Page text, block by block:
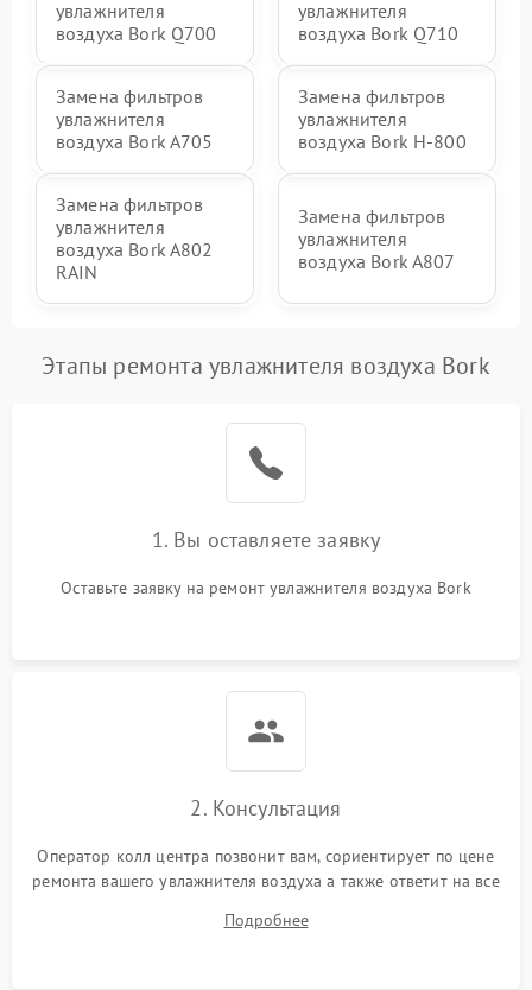
увлажнителя
воздуха Bork Q700
увлажнителя
воздуха Bork Q710
Замена фильтров
увлажнителя
воздуха Bork A705
Замена фильтров
увлажнителя
воздуха Bork H-800
Замена фильтров
увлажнителя
воздуха Bork A802
RAIN
Замена фильтров
увлажнителя
воздуха Bork A807
Этапы ремонта увлажнителя воздуха Bork
1. Вы оставляете заявку
Оставьте заявку на ремонт увлажнителя воздуха Bork
2. Консультация
Оператор колл центра позвонит вам, сориентирует по цене
ремонта вашего увлажнителя воздуха а также ответит на все
Подробнее